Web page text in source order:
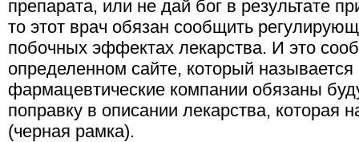
препарата, или не дай бог в результате
то этот врач обязан сообщить
побочных эффектах лекарства. И это
определенном сайте, который
фармацевтические компании обязаны
поправку в описании лекарства, которая
(черная рамка).